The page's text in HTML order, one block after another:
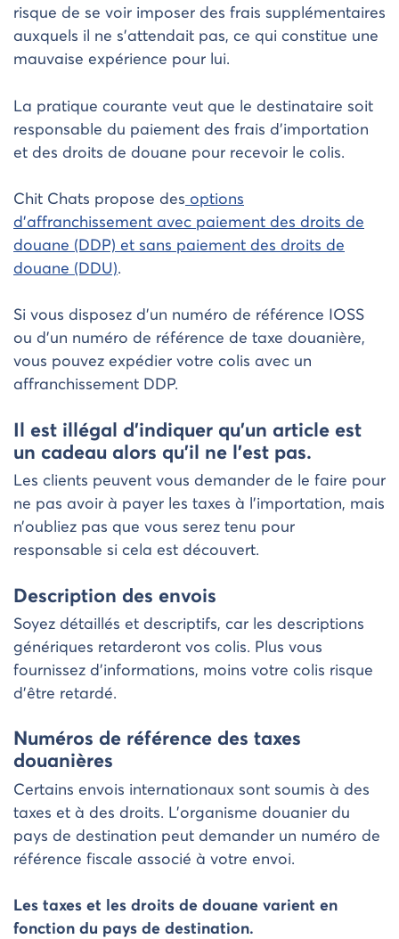
risque de se voir imposer des frais supplémentaires
auxquels il ne s’attendait pas, ce qui constitue une
mauvaise expérience pour lui.
La pratique courante veut que le destinataire soit
responsable du paiement des frais d’importation
et des droits de douane pour recevoir le colis.
Chit Chats propose des options
d’affranchissement avec paiement des droits de
douane (DDP) et sans paiement des droits de
douane (DDU).
Si vous disposez d’un numéro de référence IOSS
ou d’un numéro de référence de taxe douanière,
vous pouvez expédier votre colis avec un
affranchissement DDP.
Il est illégal d’indiquer qu’un article est
un cadeau alors qu’il ne l’est pas.
Les clients peuvent vous demander de le faire pour
ne pas avoir à payer les taxes à l’importation, mais
n’oubliez pas que vous serez tenu pour
responsable si cela est découvert.
Description des envois
Soyez détaillés et descriptifs, car les descriptions
génériques retarderont vos colis. Plus vous
fournissez d’informations, moins votre colis risque
d’être retardé.
Numéros de référence des taxes
douanières
Certains envois internationaux sont soumis à des
taxes et à des droits. L’organisme douanier du
pays de destination peut demander un numéro de
référence fiscale associé à votre envoi.
Les taxes et les droits de douane varient en
fonction du pays de destination.